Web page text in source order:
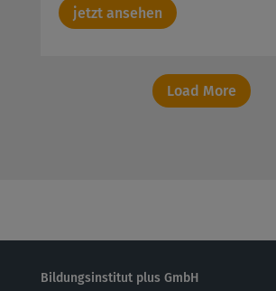
jetzt ansehen
Load More
Bildungsinstitut plus GmbH